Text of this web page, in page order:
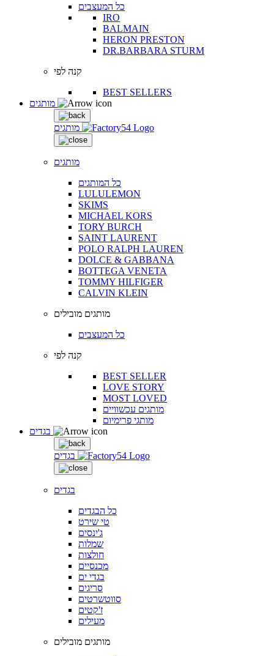
כל המעצבים
IRO
BALMAIN
HERON PRESTON
DR.BARBARA STURM
קנה לפי
BEST SELLERS
מותגים
מותגים
כל המותגים
LULULEMON
SKIMS
MICHAEL KORS
TORY BURCH
SAINT LAURENT
POLO RALPH LAUREN
DOLCE & GABBANA
BOTTEGA VENETA
TOMMY HILFIGER
CALVIN KLEIN
מותגים מובילים
כל המעצבים
קנה לפי
BEST SELLER
LOVE STORY
MOST LOVED
מותגים עכשוויים
מותגי פרימיום
בגדים
בגדים
כל הבגדים
טי שירט
ג'ינסים
שמלות
חולצות
מכנסיים
בגדי ים
סריגים
סווטשרטים
ז'קטים
מעילים
מותגים מובילים